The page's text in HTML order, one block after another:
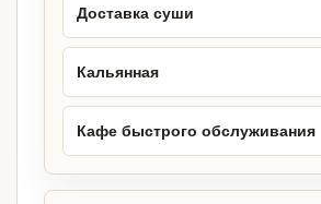
Доставка суши
Кальянная
Кафе быстрого обслуживания